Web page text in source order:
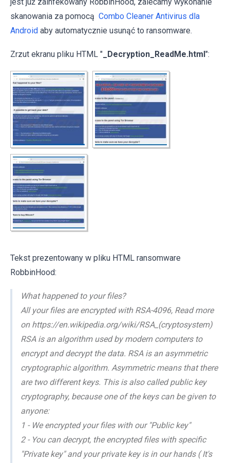
skanowania za pomocą Combo Cleaner Antivirus dla
Android aby automatycznie usunąć to ransomware.
Zrzut ekranu pliku HTML " _Decryption_ReadMe.html ":
Tekst prezentowany w pliku HTML ransomware
RobbinHood:
What happened to your files?
All your files are encrypted with RSA-4096, Read more
on https://en.wikipedia.org/wiki/RSA_(cryptosystem)
RSA is an algorithm used by modern computers to
encrypt and decrypt the data. RSA is an asymmetric
cryptographic algorithm. Asymmetric means that there
are two different keys. This is also called public key
cryptography, because one of the keys can be given to
anyone:
1 - We encrypted your files with our "Public key"
2 - You can decrypt, the encrypted files with specific
"Private key" and your private key is in our hands ( It's